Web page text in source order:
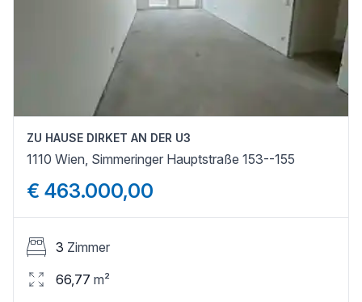
ZU HAUSE DIRKET AN DER U3
1110 Wien, Simmeringer Hauptstraße 153--155
€ 463.000,00
3 Zimmer
66,77 m²